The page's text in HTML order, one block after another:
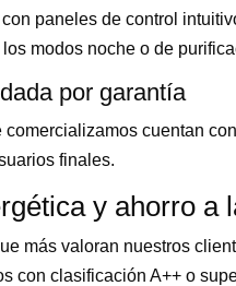
paneles de control
modos noche o de
por garantía
comercializamos cuentan
finales.
y ahorro a
más valoran nuestros
con clasificación A++ o